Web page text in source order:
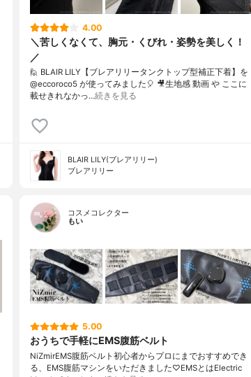
4.00
＼苦しくなくて、胸元・くびれ・姿勢を美しく！
／
🙋 BLAIR LILY【ブレアリリータンクトップ型補正下着】を
@eccoroco5 が使ってみました🎈⁡⁡⁡ 🎥生地感 動画 や ここに
載せきれなかっ…続きを見る
BLAIR LILY(ブレアリリー)
ブレアリリー
コスメコレクター
もい
5.00
おうちで手軽にEMS腹筋ベルト
NiZmirEMS腹筋ベルト初心者からプロにまでおすすめでき
る、EMS腹筋マシンをいただきました♡EMSとはElectric